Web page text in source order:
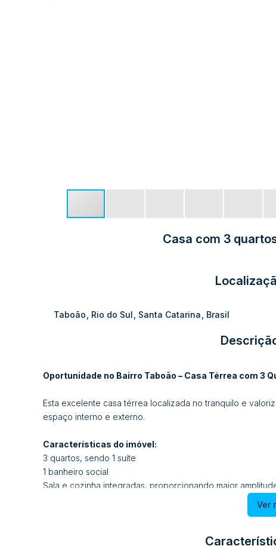
Casa com 3
Taboão Rio do Sul Santa Catarina Brasil
Oportunidade no Bairro Taboão – Casa Térrea com 3
Esta excelente casa térrea localizada no tranquilo e
espaço interno e externo.
Características do imóvel:
3 quartos, sendo 1 suíte
1 banheiro social
Sala e cozinha integradas, proporcionando maior
Ver